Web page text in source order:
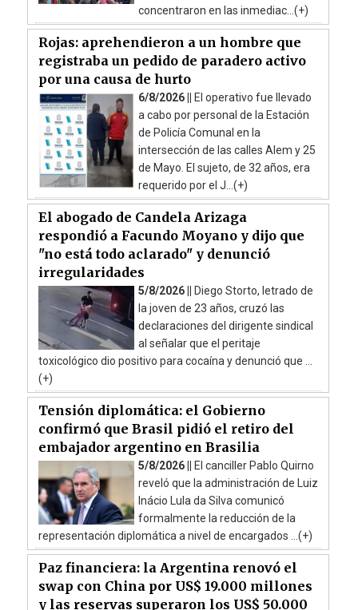
concentraron en las inmediac...(+)
Rojas: aprehendieron a un hombre que
registraba un pedido de paradero activo
por una causa de hurto
6/8/2026 ||
El operativo fue llevado
a cabo por personal de la Estación
de Policía Comunal en la
intersección de las calles Alem y 25
de Mayo. El sujeto, de 32 años, era
requerido por el J...(+)
El abogado de Candela Arizaga
respondió a Facundo Moyano y dijo que
"no está todo aclarado" y denunció
irregularidades
5/8/2026 ||
Diego Storto, letrado de
la joven de 23 años, cruzó las
declaraciones del dirigente sindical
al señalar que el peritaje
toxicológico dio positivo para cocaína y denunció que ...
(+)
Tensión diplomática: el Gobierno
confirmó que Brasil pidió el retiro del
embajador argentino en Brasilia
5/8/2026 ||
El canciller Pablo Quirno
reveló que la administración de Luiz
Inácio Lula da Silva comunicó
formalmente la reducción de la
representación diplomática a nivel de encargados ...(+)
Paz financiera: la Argentina renovó el
swap con China por US$ 19.000 millones
y las reservas superaron los US$ 50.000